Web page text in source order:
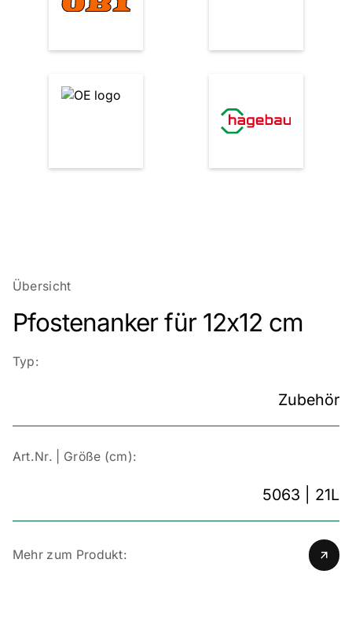
Übersicht
Pfostenanker für 12x12 cm
Typ:
Zubehör
Art.Nr. | Größe (cm):
5063 | 21L
Mehr zum Produkt: